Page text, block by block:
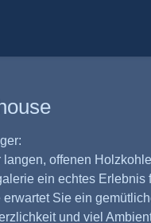
offenen
ein echtes Erlebnis
Sie ein
und viel